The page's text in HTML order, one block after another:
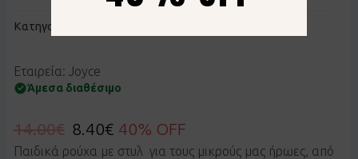
Κατηγορίες
Εταιρεία: Joyce
Άμεσα διαθέσιμο
14.00€ 8.40€ 40% OFF
Παιδικά ρούχα με στυλ για τους μικρούς μας ήρωες, από